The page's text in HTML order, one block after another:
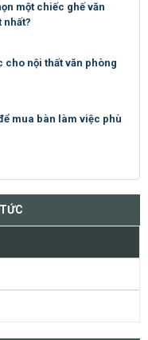
một chiếc ghế văn
nhất?
cho nội thất văn phòng
mua bàn làm việc phù